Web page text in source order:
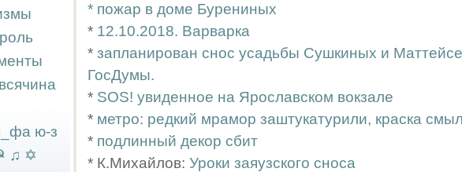
ю-з
♫ ✡
* пожар в доме Бурениных
* 12.10.2018. Варварка
* запланирован снос усадьбы Сушкиных и
ГосДумы.
* SOS! увиденное на Ярославском вокзале
* метро: редкий мрамор заштукатурили, краска
* подлинный декор сбит
* К.Михайлов: Уроки заяузского сноса